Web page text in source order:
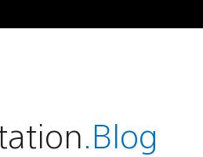
.Blog